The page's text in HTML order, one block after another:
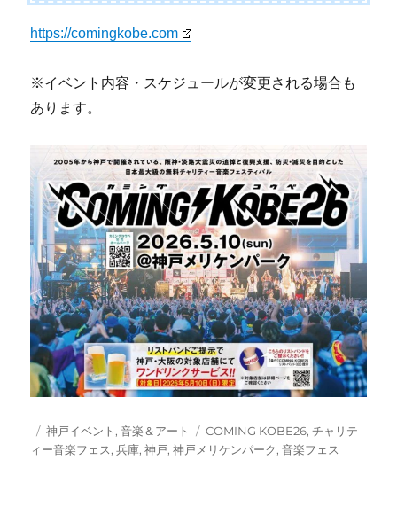
https://comingkobe.com
※イベント内容・スケジュールが変更される場合も
あります。
投
稿
カ
テ
神戸イベント ,音楽＆アート
タ
グ
COMING KOBE26,チャリテ
ィー音楽フェス,兵庫,神戸,神戸メリケンパーク,音楽フェス